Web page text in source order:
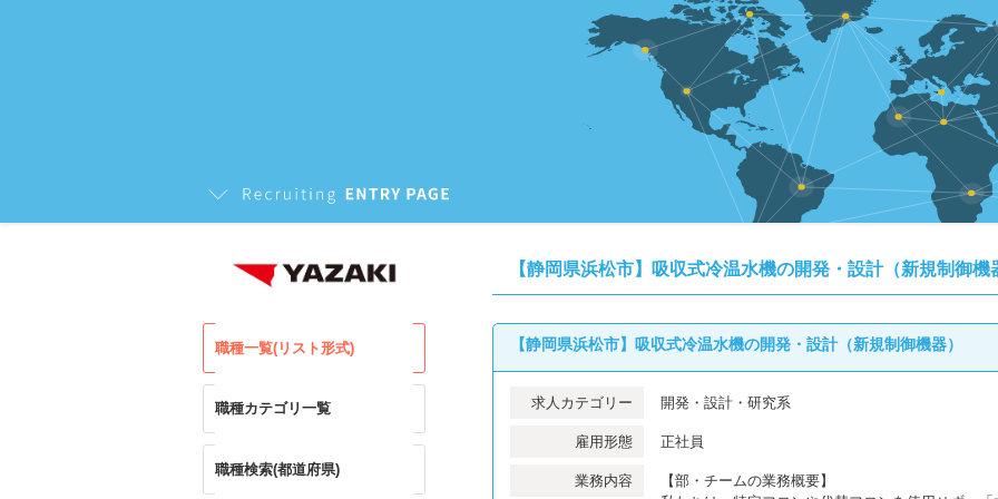
職種一覧(リスト形式)
職種カテゴリ一覧
職種検索(都道府県)
【静岡県浜松市】吸収式冷温水機の開発・設計（新規制御機
【静岡県浜松市】吸収式冷温水機の開発・設計（新規制御機器）
求人カテゴリー 開発・設計・研究系
雇用形態 正社員
業務内容
【部・チームの業務概要】